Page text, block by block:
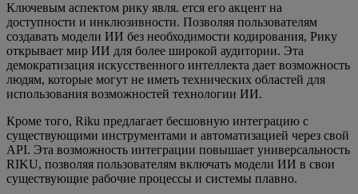
Ключевым аспектом рику явля. ется его акцент на
доступности и инклюзивности. Позволяя пользователям
создавать модели ИИ без необходимости кодирования, Рику
открывает мир ИИ для более широкой аудитории. Эта
демократизация искусственного интеллекта дает возможность
людям, которые могут не иметь технических областей для
использования возможностей технологии ИИ.
Кроме того, Riku предлагает бесшовную интеграцию с
существующими инструментами и автоматизацией через свой
API. Эта возможность интеграции повышает универсальность
RIKU, позволяя пользователям включать модели ИИ в свои
существующие рабочие процессы и системы плавно.